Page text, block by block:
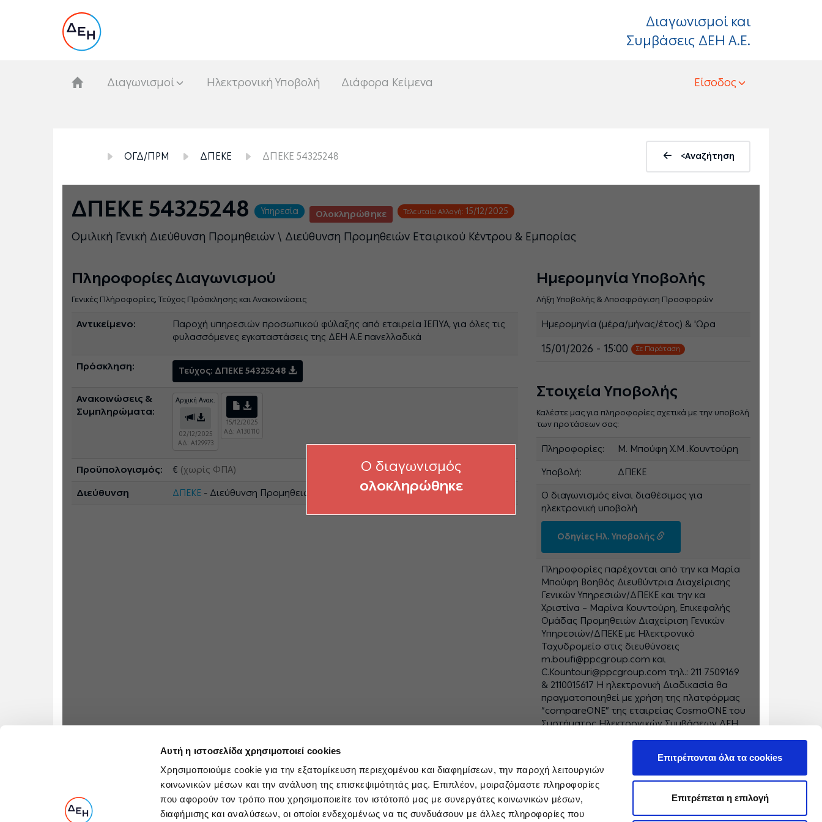
Αυτή η ιστοσελίδα χρησιμοποιεί cookies
Χρησιμοποιούμε cookie για την εξατομίκευση περιεχομένου και διαφημίσεων, την παροχή λειτουργιών
κοινωνικών μέσων και την ανάλυση της επισκεψιμότητάς μας. Επιπλέον, μοιραζόμαστε πληροφορίες
που αφορούν τον τρόπο που χρησιμοποιείτε τον ιστότοπό μας με συνεργάτες κοινωνικών μέσων,
διαφήμισης και αναλύσεων, οι οποίοι ενδεχομένως να τις συνδυάσουν με άλλες πληροφορίες που
Επιτρέπονται όλα τα cookies
Επιτρέπεται η επιλογή
Διαγωνισμοί και
Συμβάσεις ΔΕΗ Α.Ε.
Διαγωνισμοί Hλεκτρονική Υποβολή Διάφορα Κείμενα Είσοδος
ΟΓΔ/ΠΡΜ ΔΠΕΚΕ ΔΠΕΚΕ 54325248 <Αναζήτηση
ΔΠΕΚΕ 54325248 Υπηρεσία Ολοκληρώθηκε Τελευταία Αλλαγή: 15/12/2025
Ομιλική Γενική Διεύθυνση Προμηθειών \ Διεύθυνση Προμηθειών Εταιρικού Κέντρου & Εμπορίας
Ημερομηνία Υποβολής
Λήξη Υποβολής & Αποσφράγιση Προσφορών
Ημερομηνία (μέρα/μήνας/έτος) & 'Ωρα
15/01/2026 - 15:00 Σε Παράταση
Στοιχεία Υποβολής
Καλέστε μας για πληροφορίες σχετικά με την υποβολή
των προτάσεων σας:
Πληροφορίες: Μ. Μπούφη Χ.M .Κουντούρη
Υποβολή: ΔΠΕΚΕ
Ο διαγωνισμός είναι διαθέσιμος για
ηλεκτρονική υποβολή
Οδηγίες Ηλ. Υποβολής
Πληροφορίες παρέχονται από την κα Μαρία
Μπούφη Βοηθός Διευθύντρια Διαχείρισης
Γενικών Υπηρεσιών/ΔΠΕΚΕ και την κα
Χριστίνα – Μαρίνα Κουντούρη, Επικεφαλής
Ομάδας Προμηθειών Διαχείριση Γενικών
Υπηρεσιών/ΔΠΕΚΕ με Ηλεκτρονικό
Ταχυδρομείο στις διευθύνσεις
m.boufi@ppcgroup.com και
C.Kountouri@ppcgroup.com τηλ.: 211 7509169
& 2110015617 Η ηλεκτρονική Διαδικασία θα
πραγματοποιηθεί με χρήση της πλατφόρμας
“compareONE” της εταιρείας CosmoONE του
Συστήματος Ηλεκτρονικών Συμβάσεων ΔΕΗ,
Πληροφορίες Διαγωνισμού
Γενικές Πλήροφορίες, Τεύχος Πρόσκλησης και Ανακοινώσεις
Αντικείμενο:
Παροχή υπηρεσιών προσωπικού φύλαξης από εταιρεία ΙΕΠΥΑ, για όλες τις
φυλασσόμενες εγκαταστάσεις της ΔΕΗ Α.Ε πανελλαδικά
Πρόσκληση: Τεύχος: ΔΠΕΚΕ 54325248
Ανακοινώσεις &
Συμπληρώματα:
Αρχική Ανακ.
02/12/2025
ΑΔ: A129973
15/12/2025
ΑΔ: A130110
Προϋπολογισμός: € (χωρίς ΦΠΑ)
Διεύθυνση ΔΠΕΚΕ - Διεύθυνση Προμηθειών Εταιρικού Κέντρου & Εμπορίας
O διαγωνισμός
ολοκληρώθηκε